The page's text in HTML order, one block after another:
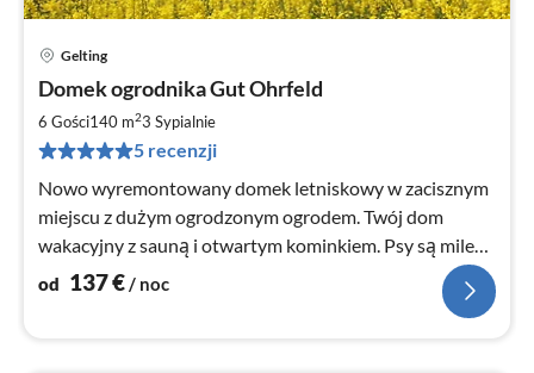
Gelting
Domek ogrodnika Gut Ohrfeld
6 Gości140 m23 Sypialnie
5 recenzji
Nowo wyremontowany domek letniskowy w zacisznym
miejscu z dużym ogrodzonym ogrodem. Twój dom
wakacyjny z sauną i otwartym kominkiem. Psy są mile
widziane!
od 137€/ noc